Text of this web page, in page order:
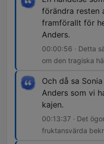
förändra resten
framförallt för
Anders.
00:00:56 · Detta
om den tragiska
Och då sa
Anders som vi
kajen.
00:13:37 · Det
fruktansvärda